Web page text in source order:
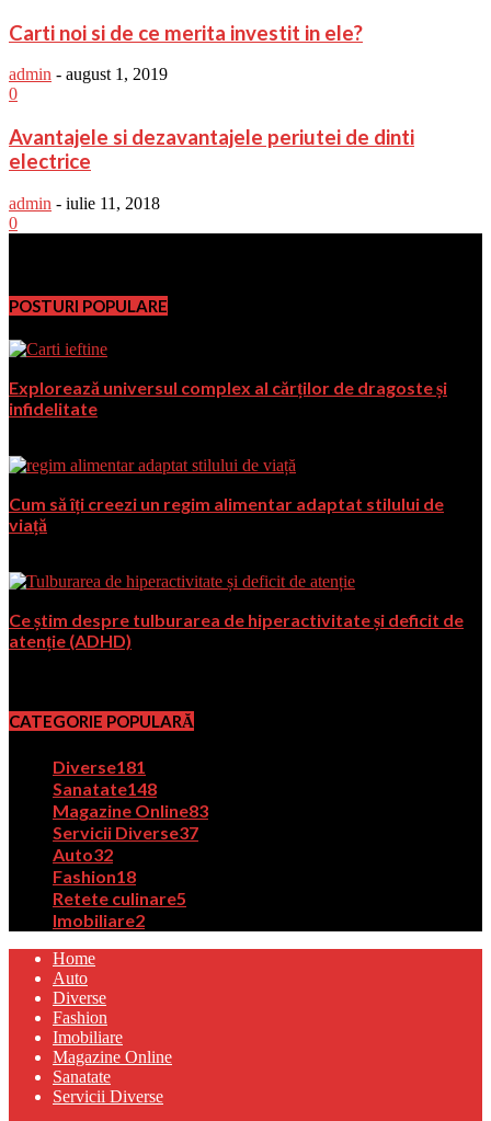
Carti noi si de ce merita investit in ele?
admin - august 1, 2019
0
Avantajele si dezavantajele periutei de dinti
electrice
admin - iulie 11, 2018
0
POSTURI POPULARE
Explorează universul complex al cărților de dragoste și
infidelitate
Cum să îți creezi un regim alimentar adaptat stilului de
viață
Ce știm despre tulburarea de hiperactivitate și deficit de
atenție (ADHD)
CATEGORIE POPULARĂ
Diverse181
Sanatate148
Magazine Online83
Servicii Diverse37
Auto32
Fashion18
Retete culinare5
Imobiliare2
Home
Auto
Diverse
Fashion
Imobiliare
Magazine Online
Sanatate
Servicii Diverse